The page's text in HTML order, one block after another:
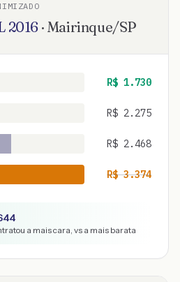
2016 · Mairinque/SP
R$ 1.730
R$ 2.275
R$ 2.468
R$3.374
a mais cara, vs a mais barata